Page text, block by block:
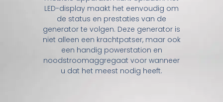
LED-display maakt het eenvoudig om
de status en prestaties van de
generator te volgen. Deze generator is
niet alleen een krachtpatser, maar ook
een handig powerstation en
noodstroomaggregaat voor wanneer
u dat het meest nodig heeft.